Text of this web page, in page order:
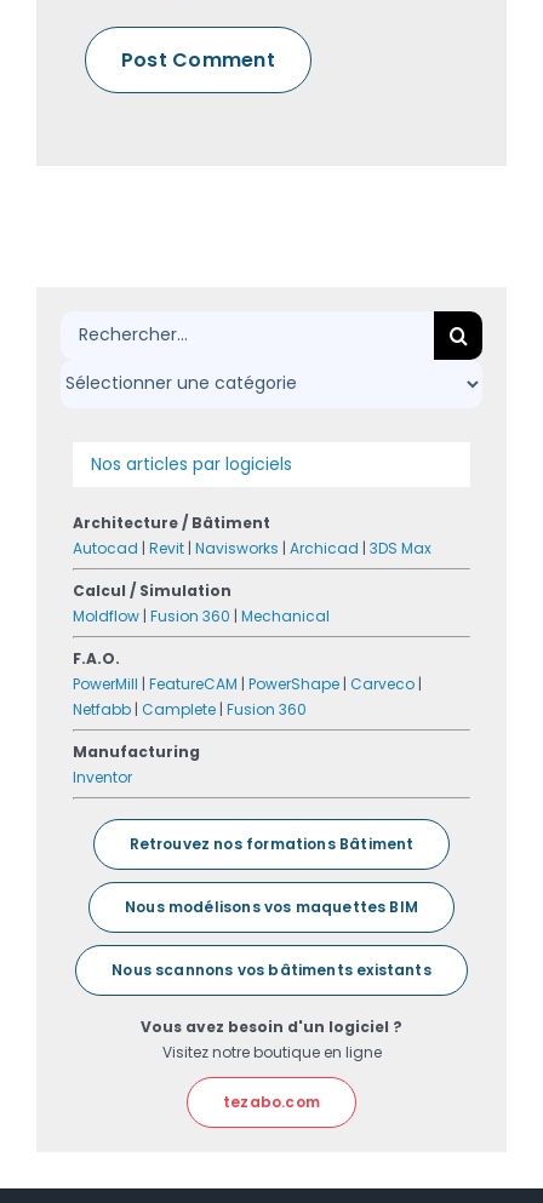
Rechercher:
Nos articles par logiciels
Architecture / Bâtiment
Autocad | Revit | Navisworks | Archicad | 3DS Max
Calcul / Simulation
Moldflow | Fusion 360 | Mechanical
F.A.O.
PowerMill | FeatureCAM | PowerShape | Carveco |
Netfabb | Camplete | Fusion 360
Manufacturing
Inventor
Retrouvez nos formations Bâtiment
Nous modélisons vos maquettes BIM
Nous scannons vos bâtiments existants
Vous avez besoin d'un logiciel ?
Visitez notre boutique en ligne
tezabo.com